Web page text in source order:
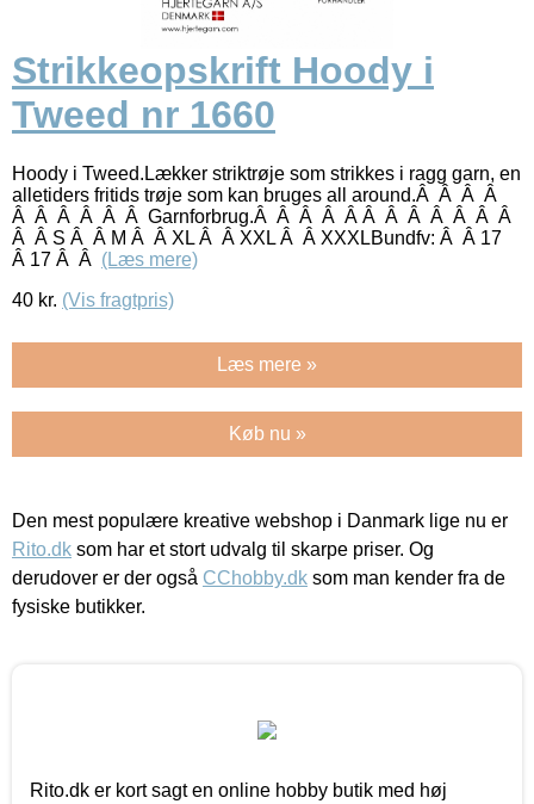
Strikkeopskrift Hoody i
Tweed nr 1660
Hoody i Tweed.Lækker striktrøje som strikkes i ragg garn, en
alletiders fritids trøje som kan bruges all around.Â Â Â Â
Â Â Â Â Â Â Garnforbrug.Â Â Â Â Â Â Â Â Â Â Â Â
Â Â S Â Â M Â Â XL Â Â XXL Â Â XXXLBundfv: Â Â 17
Â 17 Â Â (Læs mere)
40 kr. (Vis fragtpris)
Læs mere »
Køb nu »
Den mest populære kreative webshop i Danmark lige nu er
Rito.dk som har et stort udvalg til skarpe priser. Og
derudover er der også CChobby.dk som man kender fra de
fysiske butikker.
Rito.dk er kort sagt en online hobby butik med høj